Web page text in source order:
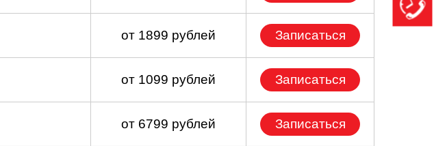
от 1899 рублей Записаться
от 1099 рублей Записаться
от 6799 рублей Записаться